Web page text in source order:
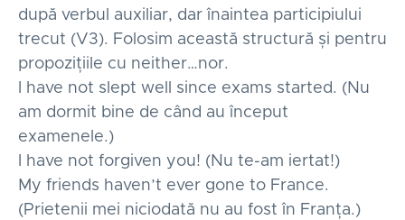
după verbul auxiliar, dar înaintea participiului
trecut (V3). Folosim această structură și pentru
propozițiile cu neither…nor.
I have not slept well since exams started. (Nu
am dormit bine de când au început
examenele.)
I have not forgiven you! (Nu te-am iertat!)
My friends haven’t ever gone to France.
(Prietenii mei niciodată nu au fost în Franța.)